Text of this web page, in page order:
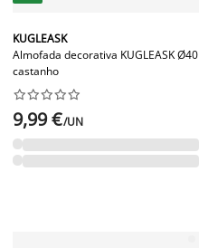
KUGLEASK
Almofada decorativa KUGLEASK Ø40
castanho






9,99 €/UN